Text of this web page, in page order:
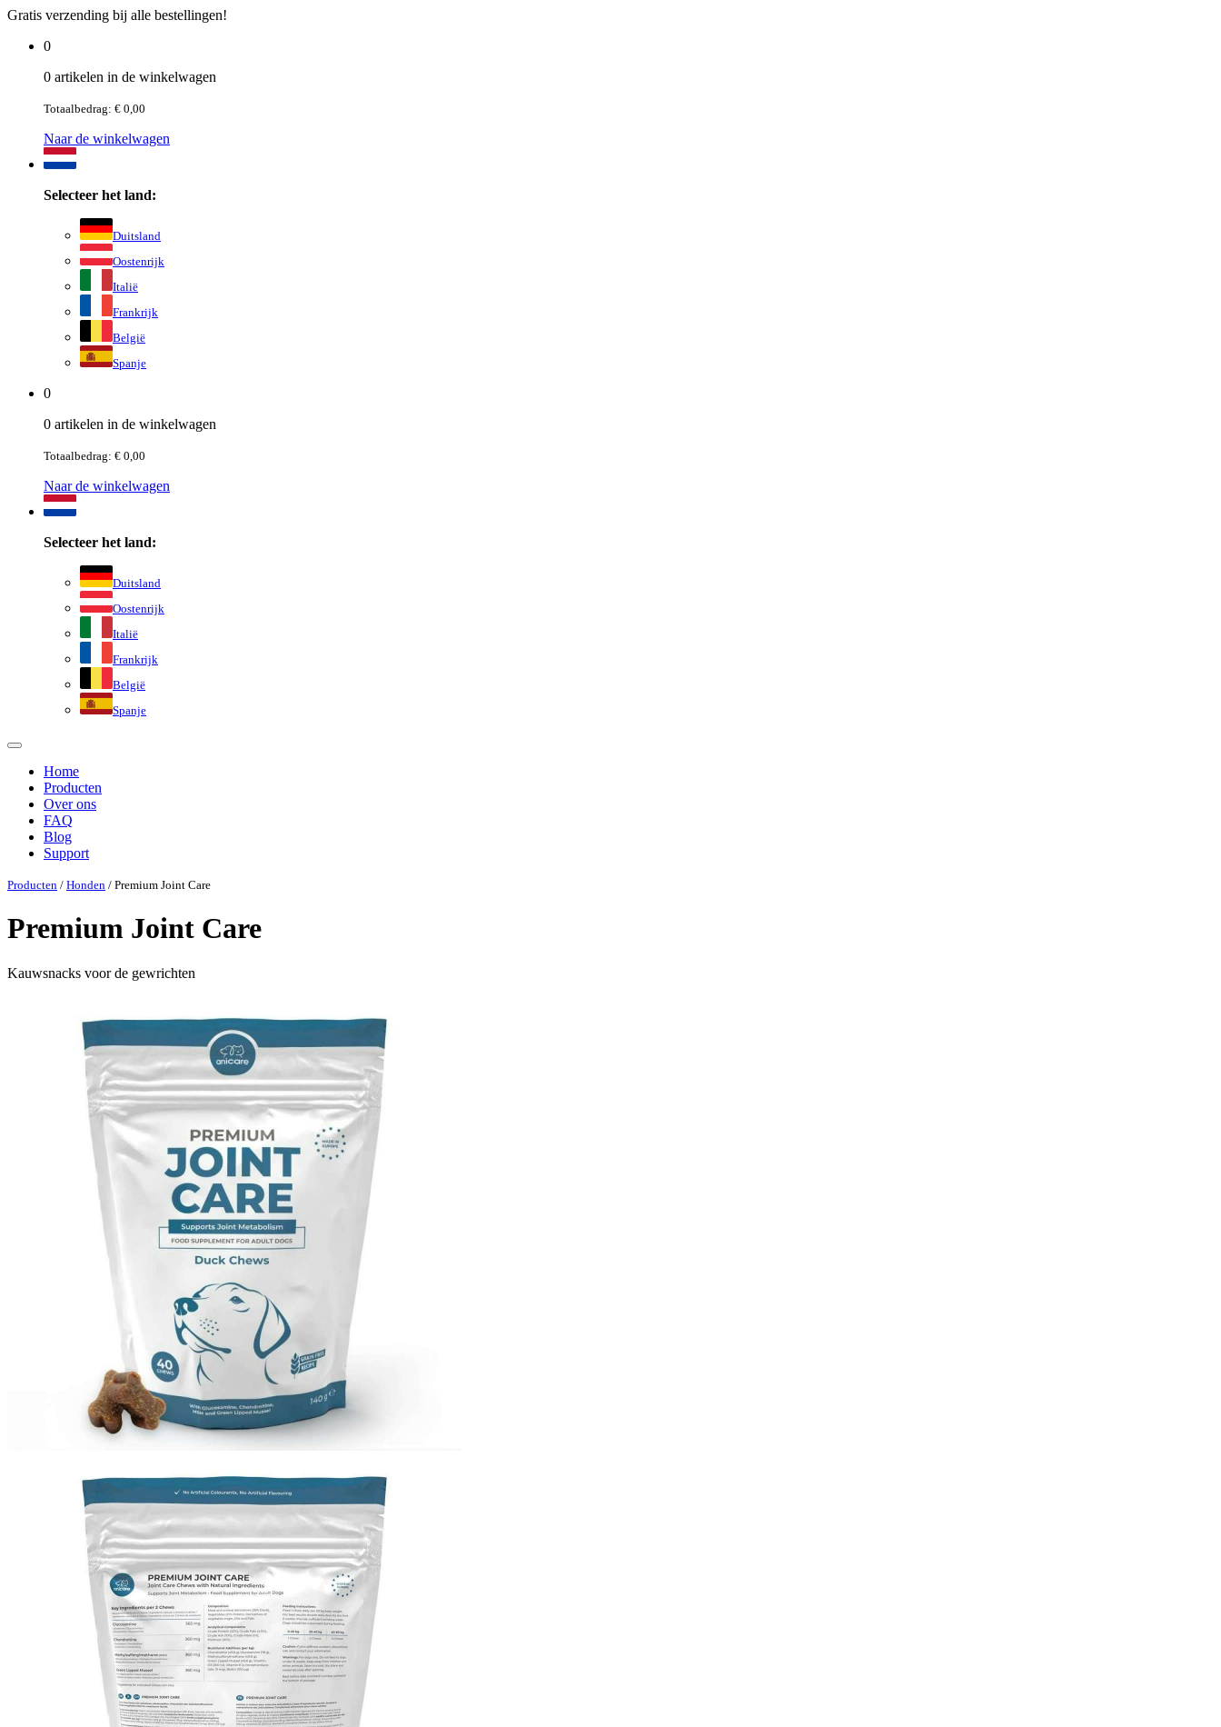
Gratis verzending bij alle bestellingen!
0
0 artikelen in de winkelwagen
Totaalbedrag: € 0,00
Naar de winkelwagen
Selecteer het land:
Duitsland
Oostenrijk
Italië
Frankrijk
België
Spanje
0
0 artikelen in de winkelwagen
Totaalbedrag: € 0,00
Naar de winkelwagen
Selecteer het land:
Duitsland
Oostenrijk
Italië
Frankrijk
België
Spanje
Home
Producten
Over ons
FAQ
Blog
Support
Producten / Honden / Premium Joint Care
Premium Joint Care
Kauwsnacks voor de gewrichten